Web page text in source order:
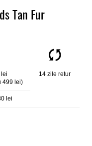
Tan Fur
499 lei)
lei
14 zile retur